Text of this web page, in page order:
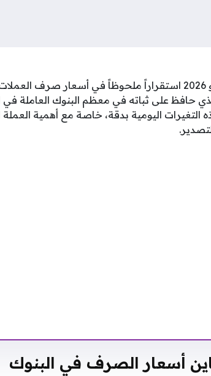
شهدت تعاملات اليوم الأربعاء 8 يوليو 2026 استقراراً ملحوظاً في
حافظ على ثباته في معظم البنوك العاملة
التغيرات اليومية بدقة، خاصة مع أهمية
أسعار الصرف في البنوك